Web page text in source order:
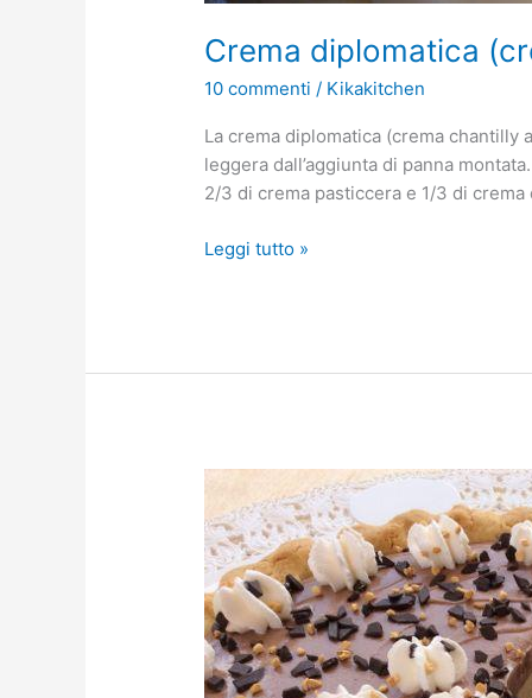
Crema diplomatica
10 commenti / Kikakitchen
La crema diplomatica (crema chantilly
leggera dall’aggiunta di panna
2/3 di crema pasticcera e 1/3 di
Leggi tutto »
Crostata
con
crema
al
latte
e
nutella